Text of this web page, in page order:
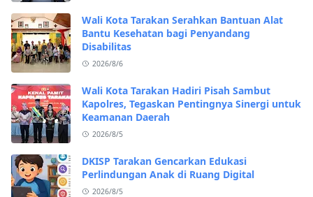
Wali Kota Tarakan Serahkan Bantuan Alat
Bantu Kesehatan bagi Penyandang
Disabilitas
2026/8/6
Wali Kota Tarakan Hadiri Pisah Sambut
Kapolres, Tegaskan Pentingnya Sinergi untuk
Keamanan Daerah
2026/8/5
DKISP Tarakan Gencarkan Edukasi
Perlindungan Anak di Ruang Digital
2026/8/5